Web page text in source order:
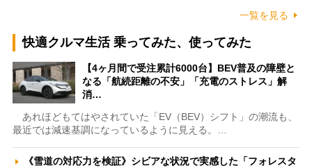
一覧を見る
快適クルマ生活 乗ってみた、使ってみた
【4ヶ月間で受注累計6000台】BEV普及の障壁と
なる「航続距離の不安」「充電のストレス」解
消…
あれほどもてはやされていた「EV（BEV）シフト」の潮流も、
最近では減速基調になっているように見える。…
《雪道の対応力を検証》シビアな状況で実感した「フォレスタ